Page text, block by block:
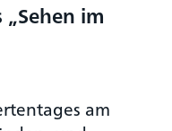
im
am